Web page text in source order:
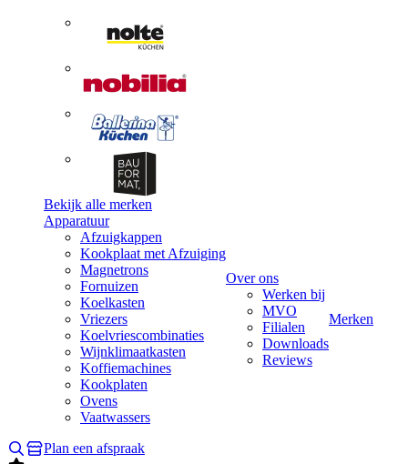
Bekijk alle merken
Apparatuur
Afzuigkappen
Kookplaat met Afzuiging
Magnetrons
Fornuizen
Koelkasten
Vriezers
Koelvriescombinaties
Wijnklimaatkasten
Koffiemachines
Kookplaten
Ovens
Vaatwassers
Over ons
Werken bij
MVO
Filialen
Downloads
Reviews
Merken
Plan een afspraak